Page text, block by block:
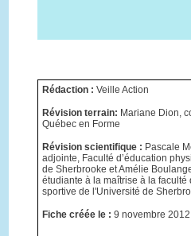
Rédaction : Veille Action
Révision terrain: Mariane Dion,
Québec en Forme
Révision scientifique : Pascale
adjointe, Faculté d’éducation
de Sherbrooke et Amélie
étudiante à la maîtrise à la
sportive de l'Université de
Fiche créée le : 9 novembre 2012